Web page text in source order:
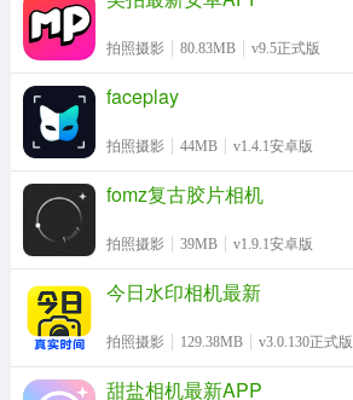
拍照摄影 80.83MB v9.5正式版
faceplay
拍照摄影 44MB v1.4.1安卓版
fomz复古胶片相机
拍照摄影 39MB v1.9.1安卓版
今日水印相机最新
拍照摄影 129.38MB v3.0.130正式版
甜盐相机最新APP